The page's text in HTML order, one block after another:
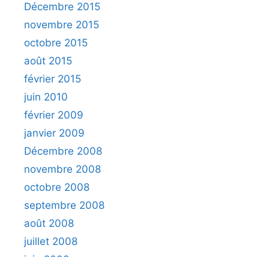
Décembre 2015
novembre 2015
octobre 2015
août 2015
février 2015
juin 2010
février 2009
janvier 2009
Décembre 2008
novembre 2008
octobre 2008
septembre 2008
août 2008
juillet 2008